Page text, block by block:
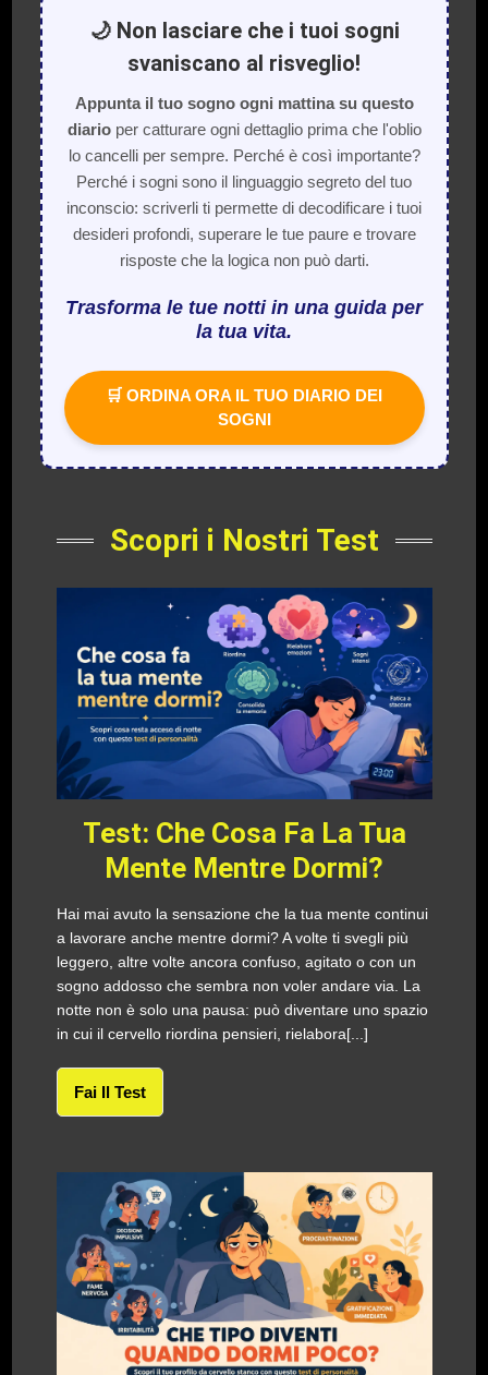
🌙 Non lasciare che i tuoi sogni
svaniscano al risveglio!
Appunta il tuo sogno ogni mattina su questo
diarioper catturare ogni dettaglio prima che l'oblio
lo cancelli per sempre. Perché è così importante?
Perché i sogni sono il linguaggio segreto del tuo
inconscio: scriverli ti permette di decodificare i tuoi
desideri profondi, superare le tue paure e trovare
risposte che la logica non può darti.
Trasforma le tue notti in una guida per
la tua vita.
🛒 ORDINA ORA IL TUO DIARIO DEI
SOGNI
Scopri i Nostri Test
Test: Che Cosa Fa La Tua
Mente Mentre Dormi?
Hai mai avuto la sensazione che la tua mente continui
a lavorare anche mentre dormi? A volte ti svegli più
leggero, altre volte ancora confuso, agitato o con un
sogno addosso che sembra non voler andare via. La
notte non è solo una pausa: può diventare uno spazio
in cui il cervello riordina pensieri, rielabora[...]
Fai Il Test